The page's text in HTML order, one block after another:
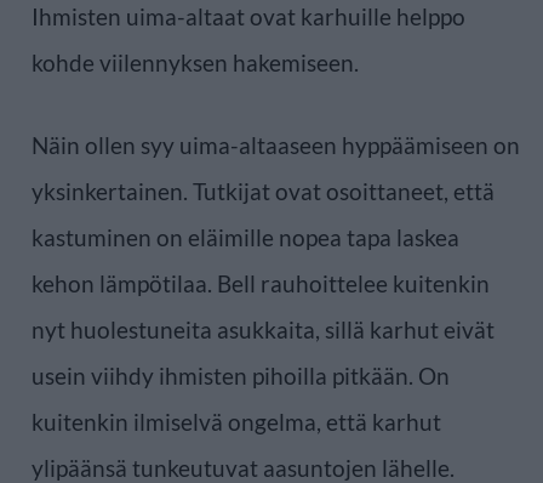
Ihmisten uima-altaat ovat karhuille helppo
kohde viilennyksen hakemiseen.
Näin ollen syy uima-altaaseen hyppäämiseen on
yksinkertainen. Tutkijat ovat osoittaneet, että
kastuminen on eläimille nopea tapa laskea
kehon lämpötilaa. Bell rauhoittelee kuitenkin
nyt huolestuneita asukkaita, sillä karhut eivät
usein viihdy ihmisten pihoilla pitkään. On
kuitenkin ilmiselvä ongelma, että karhut
ylipäänsä tunkeutuvat aasuntojen lähelle.